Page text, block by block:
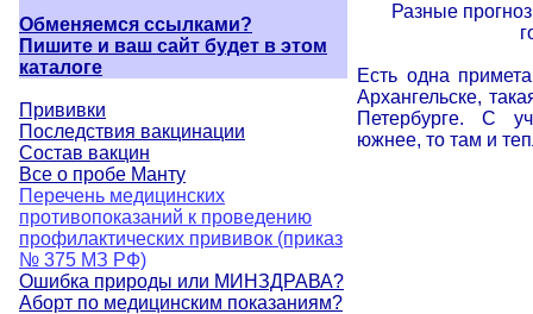
Обменяемся ссылками?
Пишите и ваш сайт будет в этом
каталоге
Прививки
Последствия вакцинации
Состав вакцин
Все о пробе Манту
Перечень медицинских
противопоказаний к проведению
профилактических прививок (приказ
№ 375 МЗ РФ)
Ошибка природы или МИНЗДРАВА?
Аборт по медицинским показаниям?
Разные
Есть одна
Архангельске,
Петербурге. С
южнее, то там и